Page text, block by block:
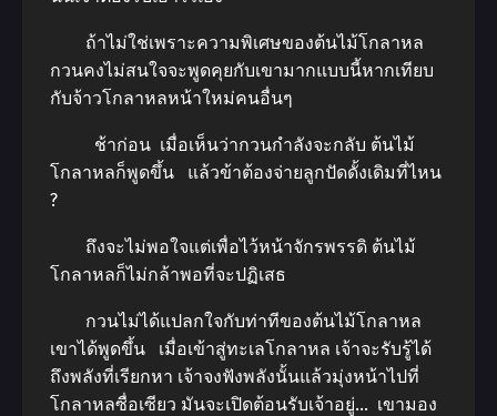
ถ้าไม่ใช่เพราะความพิเศษของต้นไม้โกลาหล
กวนคงไม่สนใจจะพูดคุยกับเขามากแบบนี้หากเทียบ
กับจ้าวโกลาหลหน้าใหม่คนอื่นๆ
ช้าก่อน เมื่อเห็นว่ากวนกำลังจะกลับ ต้นไม้
โกลาหลก็พูดขึ้น แล้วข้าต้องจ่ายลูกปัดดั้งเดิมที่ไหน
?
ถึงจะไม่พอใจแต่เพื่อไว้หน้าจักรพรรดิ ต้นไม้
โกลาหลก็ไม่กล้าพอที่จะปฏิเสธ
กวนไม่ได้แปลกใจกับท่าทีของต้นไม้โกลาหล
เขาได้พูดขึ้น เมื่อเข้าสู่ทะเลโกลาหล เจ้าจะรับรู้ได้
ถึงพลังที่เรียกหา เจ้าจงฟังพลังนั้นแล้วมุ่งหน้าไปที่
โกลาหลซื่อเซียว มันจะเปิดต้อนรับเจ้าอยู่… เขามอง